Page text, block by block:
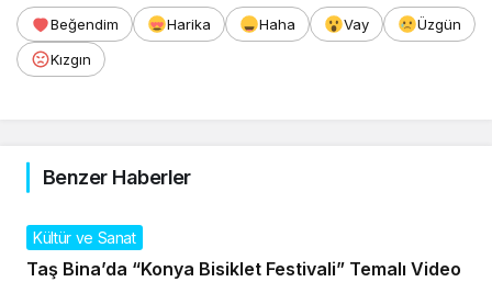
Beğendim Harika Haha Vay
Üzgün
Kızgın
Benzer Haberler
Kültür ve Sanat
Taş Bina’da “Konya Bisiklet Festivali” Temalı Video